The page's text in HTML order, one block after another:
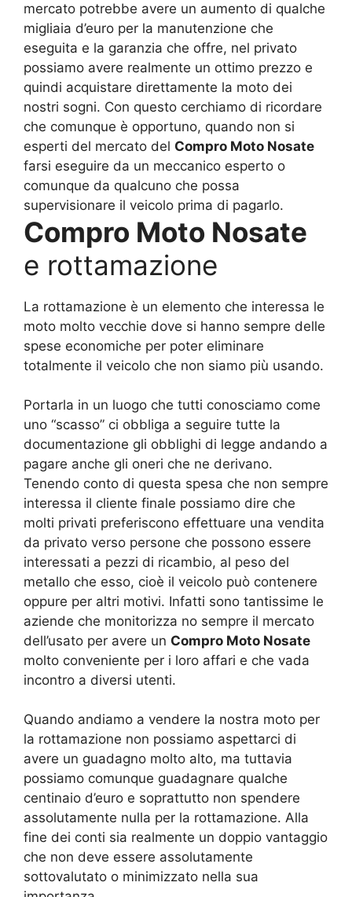
mercato potrebbe avere un aumento di qualche
migliaia d’euro per la manutenzione che
eseguita e la garanzia che offre, nel privato
possiamo avere realmente un ottimo prezzo e
quindi acquistare direttamente la moto dei
nostri sogni. Con questo cerchiamo di ricordare
che comunque è opportuno, quando non si
esperti del mercato del Compro Moto Nosate
farsi eseguire da un meccanico esperto o
comunque da qualcuno che possa
supervisionare il veicolo prima di pagarlo.
Compro Moto Nosate
e rottamazione
La rottamazione è un elemento che interessa le
moto molto vecchie dove si hanno sempre delle
spese economiche per poter eliminare
totalmente il veicolo che non siamo più usando.
Portarla in un luogo che tutti conosciamo come
uno “scasso” ci obbliga a seguire tutte la
documentazione gli obblighi di legge andando a
pagare anche gli oneri che ne derivano.
Tenendo conto di questa spesa che non sempre
interessa il cliente finale possiamo dire che
molti privati preferiscono effettuare una vendita
da privato verso persone che possono essere
interessati a pezzi di ricambio, al peso del
metallo che esso, cioè il veicolo può contenere
oppure per altri motivi. Infatti sono tantissime le
aziende che monitorizza no sempre il mercato
dell’usato per avere un Compro Moto Nosate
molto conveniente per i loro affari e che vada
incontro a diversi utenti.
Quando andiamo a vendere la nostra moto per
la rottamazione non possiamo aspettarci di
avere un guadagno molto alto, ma tuttavia
possiamo comunque guadagnare qualche
centinaio d’euro e soprattutto non spendere
assolutamente nulla per la rottamazione. Alla
fine dei conti sia realmente un doppio vantaggio
che non deve essere assolutamente
sottovalutato o minimizzato nella sua